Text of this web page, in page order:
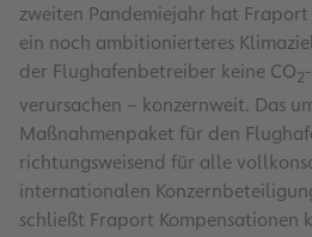
zweiten Pandemiejahr hat
ein noch ambitionierteres
der Flughafenbetreiber keine CO2
verursachen – konzernweit. Das
Maßnahmenpaket für den
richtungsweisend für alle
internationalen
schließt Fraport Kompensationen